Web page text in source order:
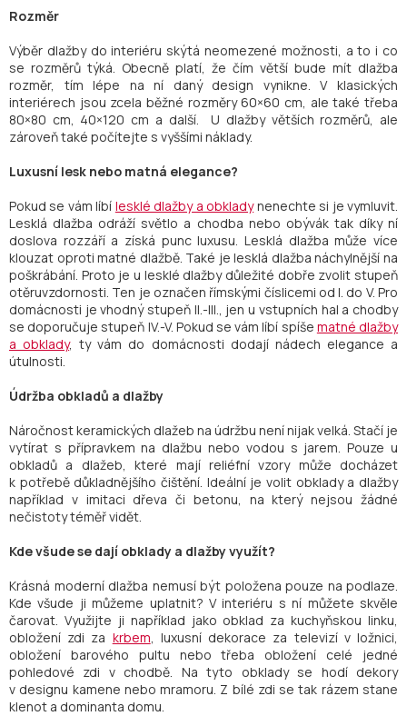
Rozměr
Výběr dlažby do interiéru skýtá neomezené možnosti, a to i co
se rozměrů týká. Obecně platí, že čím větší bude mít dlažba
rozměr, tím lépe na ní daný design vynikne. V klasických
interiérech jsou zcela běžné rozměry 60×60 cm, ale také třeba
80×80 cm, 40×120 cm a další. U dlažby větších rozměrů, ale
zároveň také počítejte s vyššími náklady.
Luxusní lesk nebo matná elegance?
Pokud se vám líbí lesklé dlažby a obkladynenechte si je vymluvit.
Lesklá dlažba odráží světlo a chodba nebo obývák tak díky ní
doslova rozzáří a získá punc luxusu. Lesklá dlažba může více
klouzat oproti matné dlažbě. Také je lesklá dlažba náchylnější na
poškrábání. Proto je u lesklé dlažby důležité dobře zvolit stupeň
otěruvzdornosti. Ten je označen římskými číslicemi od I. do V. Pro
domácnosti je vhodný stupeň II.-III., jen u vstupních hal a chodby
se doporučuje stupeň IV.-V. Pokud se vám líbí spíše matné dlažby
a obklady, ty vám do domácnosti dodají nádech elegance a
útulnosti.
Údržba obkladů a dlažby
Náročnost keramických dlažeb na údržbu není nijak velká. Stačí je
vytírat s přípravkem na dlažbu nebo vodou s jarem. Pouze u
obkladů a dlažeb, které mají reliéfní vzory může docházet
k potřebě důkladnějšího čištění. Ideální je volit obklady a dlažby
například v imitaci dřeva či betonu, na který nejsou žádné
nečistoty téměř vidět.
Kde všude se dají obklady a dlažby využít?
Krásná moderní dlažba nemusí být položena pouze na podlaze.
Kde všude ji můžeme uplatnit? V interiéru s ní můžete skvěle
čarovat. Využijte ji například jako obklad za kuchyňskou linku,
obložení zdi za krbem , luxusní dekorace za televizí v ložnici,
obložení barového pultu nebo třeba obložení celé jedné
pohledové zdi v chodbě. Na tyto obklady se hodí dekory
v designu kamene nebo mramoru. Z bílé zdi se tak rázem stane
klenot a dominanta domu.